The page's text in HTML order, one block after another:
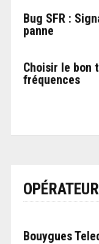
Bug SFR :
panne
Choisir le bon
fréquences
Bouygues